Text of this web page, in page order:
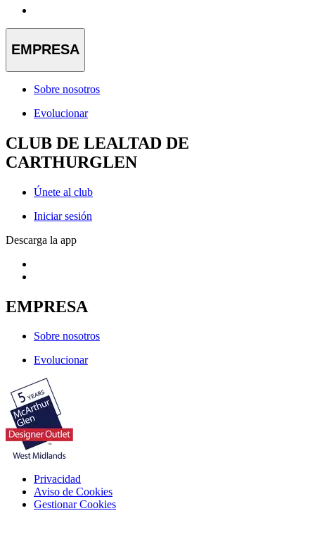
EMPRESA
Sobre nosotros
Evolucionar
CLUB DE LEALTAD DE
CARTHURGLEN
Únete al club
Iniciar sesión
Descarga la app
EMPRESA
Sobre nosotros
Evolucionar
Privacidad
Aviso de Cookies
Gestionar Cookies